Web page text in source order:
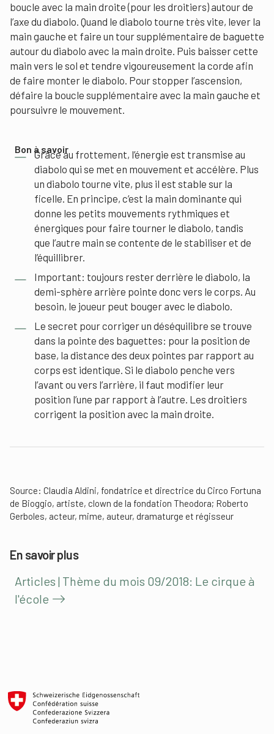
boucle avec la main droite (pour les droitiers) autour de
l’axe du diabolo. Quand le diabolo tourne très vite, lever la
main gauche et faire un tour supplémentaire de baguette
autour du diabolo avec la main droite. Puis baisser cette
main vers le sol et tendre vigoureusement la corde afin
de faire monter le diabolo. Pour stopper l’ascension,
défaire la boucle supplémentaire avec la main gauche et
poursuivre le mouvement.
Bon à savoir
Grâce au frottement, l’énergie est transmise au
diabolo qui se met en mouvement et accélère. Plus
un diabolo tourne vite, plus il est stable sur la
ficelle. En principe, c’est la main dominante qui
donne les petits mouvements rythmiques et
énergiques pour faire tourner le diabolo, tandis
que l’autre main se contente de le stabiliser et de
l’équillibrer.
Important: toujours rester derrière le diabolo, la
demi-sphère arrière pointe donc vers le corps. Au
besoin, le joueur peut bouger avec le diabolo.
Le secret pour corriger un déséquilibre se trouve
dans la pointe des baguettes: pour la position de
base, la distance des deux pointes par rapport au
corps est identique. Si le diabolo penche vers
l’avant ou vers l’arrière, il faut modifier leur
position l’une par rapport à l’autre. Les droitiers
corrigent la position avec la main droite.
Source: Claudia Aldini, fondatrice et directrice du Circo Fortuna
de Bioggio, artiste, clown de la fondation Theodora; Roberto
Gerboles, acteur, mime, auteur, dramaturge et régisseur
En savoir plus
Articles | Thème du mois 09/2018: Le cirque à
l'école